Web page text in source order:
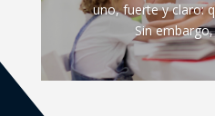
uno, fuerte y claro:
Sin